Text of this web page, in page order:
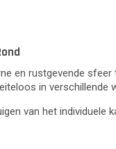
en rustgevende
in
van het individuele